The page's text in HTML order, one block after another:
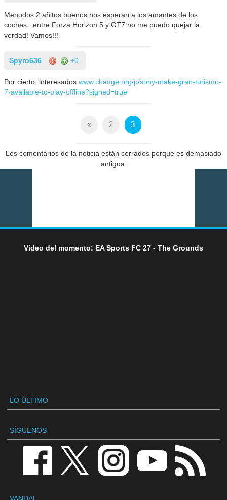
Menudos 2 añitos buenos nos esperan a los amantes de los
coches.. entre Forza Horizon 5 y GT7 no me puedo quejar la
verdad! Vamos!!!
Spyro636 +0
Por cierto, interesadoswww.change.org/p/sony-make-gran-turismo-
7-available-to-play-offline?signed=true
« 2 3
Los comentarios de la noticia están cerrados porque es demasiado
antigua.
Vídeo del momento: EA Sports FC 27 - The Grounds
LO ÚLTIMO
SÍGUENOS